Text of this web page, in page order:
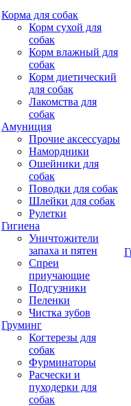
Корма для собак
Корм сухой для
собак
Корм влажный для
собак
Корм диетический
для собак
Лакомства для
собак
Амуниция
Прочие аксессуары
Намордники
Ошейники для
собак
Поводки для собак
Шлейки для собак
Рулетки
Гигиена
Уничтожители
запаха и пятен
Спреи
приучающие
Подгузники
Пеленки
Чистка зубов
Груминг
Когтерезы для
собак
Фурминаторы
Расчески и
пуходерки для
собак